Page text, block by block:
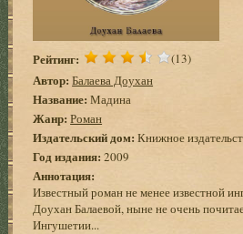
Рейтинг: (13)
Автор: Балаева Доухан
Название: Мадина
Жанр: Роман
Издательский дом: Книжное
Год издания: 2009
Аннотация:
Известный роман не менее известной
Доухан Балаевой, ныне не очень
Ингушетии...